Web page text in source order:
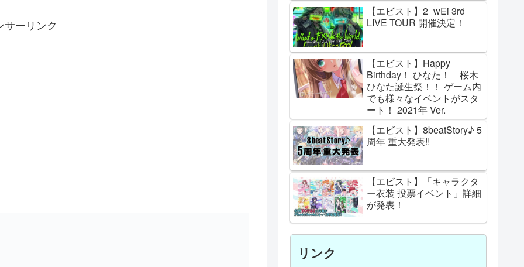
サーリンク
【エビスト】2_wEi 3rd
LIVE TOUR 開催決定！
【エビスト】Happy
Birthday！ ひなた！ 桜木
ひなた誕生祭！！ ゲーム内
でも様々なイベントがスタ
ート！ 2021年 Ver.
【エビスト】8beatStory♪ 5
周年 重大発表!!
【エビスト】「キャラクタ
ー衣装 投票イベント」詳細
が発表！
リンク